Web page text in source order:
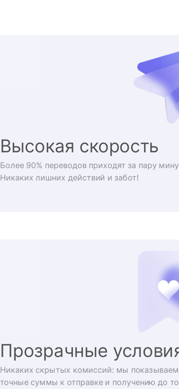
Высокая скорость
Более 90% переводов приходят за пару
Никаких лишних действий и забот!
Прозрачные
Никаких скрытых комиссий: мы показываем
точные суммы к отправке и получению до